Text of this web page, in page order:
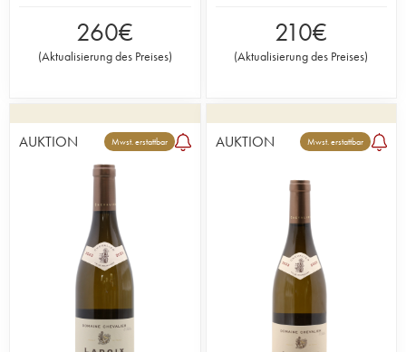
260€
(Aktualisierung des Preises)
210€
(Aktualisierung des Preises)
AUKTION Mwst. erstattbar AUKTION Mwst. erstattbar